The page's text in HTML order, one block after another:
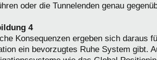
oder die Tunnelenden genau
4
Konsequenzen ergeben sich daraus
ein bevorzugtes Ruhe System gibt.